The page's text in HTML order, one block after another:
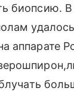
биопсию.
аппарате